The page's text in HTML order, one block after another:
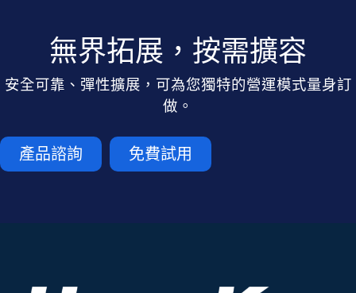
無界拓展，按需擴容
安全可靠、彈性擴展，可為您獨特的營運模式量身訂
做。
產品諮詢 免費試用